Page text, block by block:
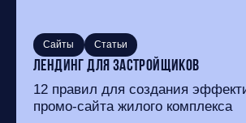
Лендинг для застройщиков
12 правил для создания
промо-сайта жилого комплекса
Сайты Статьи